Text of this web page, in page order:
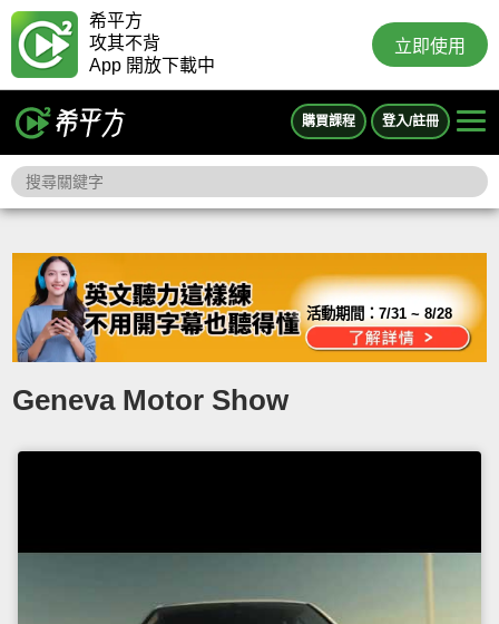
希平方
攻其不背
App 開放下載中
立即使用
購買課程 登入/註冊
活動期間：7/31 ~ 8/28
Geneva Motor Show